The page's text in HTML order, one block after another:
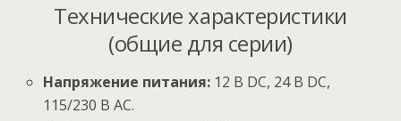
Технические характеристики
(общие для серии)
Напряжение питания: 12 В DC, 24 В DC,
115/230 В AC.